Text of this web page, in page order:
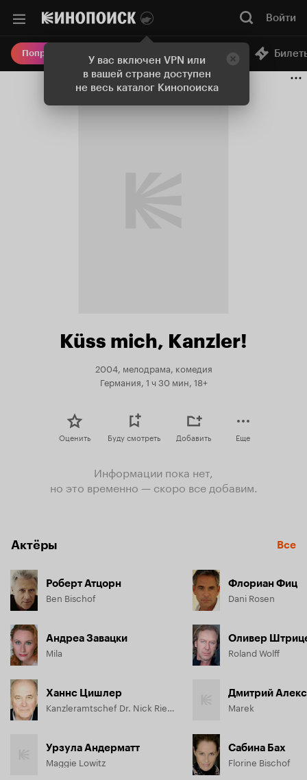
У вас включен VPN или
в вашей стране доступен
не весь каталог Кинопоиска
Войти
Попробовать Плюс Онлайн-кинотеатр
Küss mich, Kanzler!
2004, мелодрама, комедия
Германия, 1 ч 30 мин, 18+
Оценить Буду смотреть Добавить Еще
Информации пока нет,
но это временно — скоро все добавим.
Актёры Все
Роберт Атцорн
Ben Bischof
Андреа Завацки
Mila
Ханнс Цишлер
Kanzleramtschef Dr. Nick Riemer
Урзула Андерматт
Maggie Lowitz
Флориан Фиц
Dani Rosen
Оливер
Roland Wolff
Дмитрий
Marek
Сабина Бах
Florine Bischof